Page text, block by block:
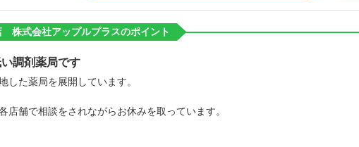
式会社アップルプラスのポイント
調剤薬局です
した薬局を展開しています。
店舗で相談をされながらお休みを取っています。